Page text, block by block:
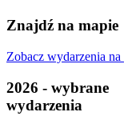
Znajdź na mapie
Zobacz wydarzenia na
2026 - wybrane
wydarzenia